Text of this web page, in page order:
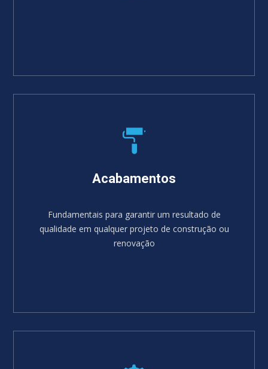
Acabamentos
Fundamentais para garantir um resultado de
qualidade em qualquer projeto de construção ou
renovação